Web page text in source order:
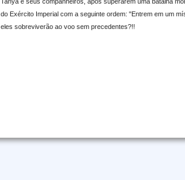
do Exército Imperial com a seguinte ordem: "Entrem em um
eles sobreviverão ao voo sem precedentes?!!